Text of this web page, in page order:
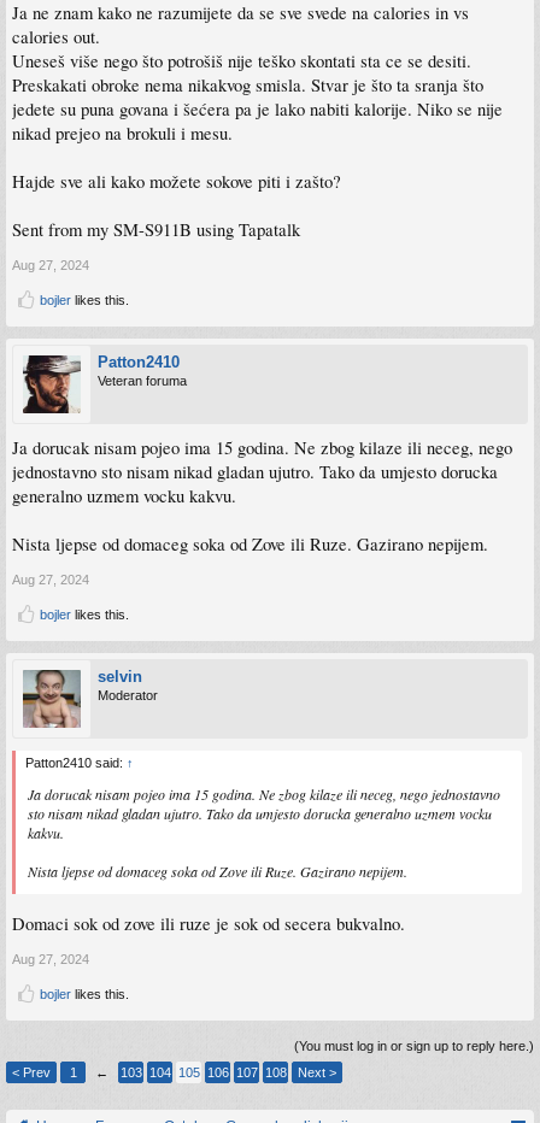
Ja ne znam kako ne razumijete da se sve svede na calories in vs
calories out.
Uneseš više nego što potrošiš nije teško skontati sta ce se desiti.
Preskakati obroke nema nikakvog smisla. Stvar je što ta sranja što
jedete su puna govana i šećera pa je lako nabiti kalorije. Niko se nije
nikad prejeo na brokuli i mesu.
Hajde sve ali kako možete sokove piti i zašto?
Sent from my SM-S911B using Tapatalk
Aug 27, 2024
bojler likes this.
Patton2410
Veteran foruma
Ja dorucak nisam pojeo ima 15 godina. Ne zbog kilaze ili neceg, nego
jednostavno sto nisam nikad gladan ujutro. Tako da umjesto dorucka
generalno uzmem vocku kakvu.
Nista ljepse od domaceg soka od Zove ili Ruze. Gazirano nepijem.
Aug 27, 2024
bojler likes this.
selvin
Moderator
Patton2410 said: ↑
Ja dorucak nisam pojeo ima 15 godina. Ne zbog kilaze ili neceg, nego jednostavno
sto nisam nikad gladan ujutro. Tako da umjesto dorucka generalno uzmem vocku
kakvu.
Nista ljepse od domaceg soka od Zove ili Ruze. Gazirano nepijem.
Domaci sok od zove ili ruze je sok od secera bukvalno.
Aug 27, 2024
bojler likes this.
(You must log in or sign up to reply here.)
< Prev
1 ← 103 104 105 106 107 108 Next >